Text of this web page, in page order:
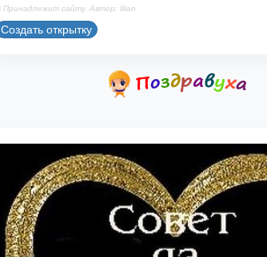
Принадлежит сайту. Автор: lilian
Создать открытку